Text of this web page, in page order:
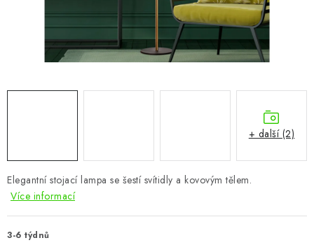
DOPLŇKY A DEKORACE
VÝPRODEJ
Kontakty
Elegantní stojací lampa se šestí svítidly a kovovým tělem.
Více informací
3-6 týdnů
+ další (2)